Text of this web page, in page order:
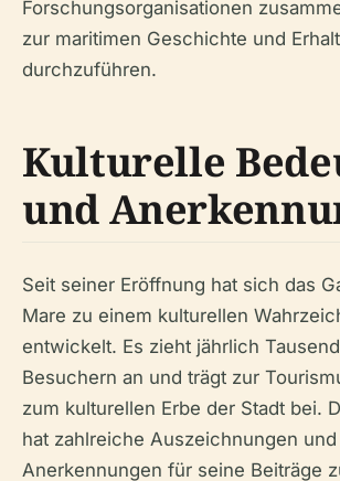
Forschungsorganisationen
zur maritimen Geschichte und
durchzuführen.
Kulturelle
und
Seit seiner Eröffnung hat sich das
Mare zu einem kulturellen
entwickelt. Es zieht jährlich
Besuchern an und trägt zur
zum kulturellen Erbe der Stadt bei.
hat zahlreiche Auszeichnungen und
Anerkennungen für seine Beiträge